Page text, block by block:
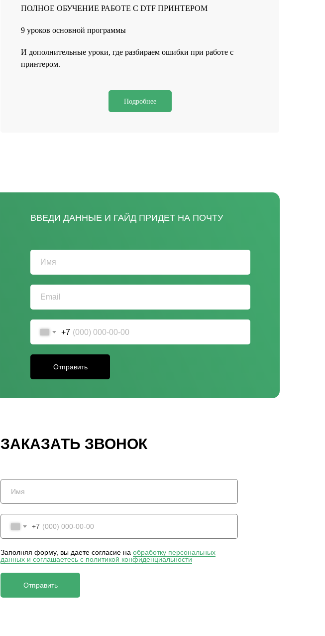
ПОЛНОЕ ОБУЧЕНИЕ РАБОТЕ С DTF ПРИНТЕРОМ
9 уроков основной программы
И дополнительные уроки, где разбираем ошибки при работе с
принтером.
Подробнее
ВВЕДИ ДАННЫЕ И ГАЙД ПРИДЕТ НА ПОЧТУ
+7
Отправить
+7
Заполняя форму, вы даете согласие на обработку персональных
данных и соглашаетесь c политикой конфиденциальности
Отправить
ЗАКАЗАТЬ ЗВОНОК